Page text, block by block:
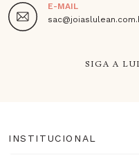
E-MAIL
SIGA A
INSTITUCIONAL